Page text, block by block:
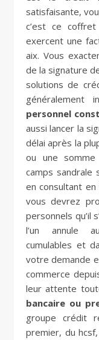
satisfaisante,
c’est ce
exercent une
aix. Vous
de la signature
solutions de
généralement
personnel
aussi lancer la
délai après la
ou une
camps sandrale
en consultant
vous devrez
personnels qu’il
l’un annule
cumulables et
votre demande
commerce
leur attente
bancaire ou
groupe crédit
premier, du